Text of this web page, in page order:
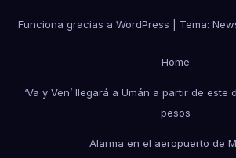
Funciona gracias a WordPress Tema:
Home
‘Va y Ven’ llegará a Umán a partir de este
pesos
Alarma en el aeropuerto de